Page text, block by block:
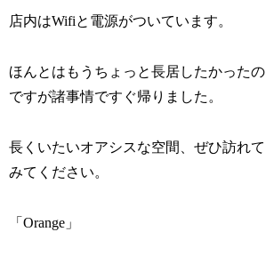
店内はWifiと電源がついています。
ほんとはもうちょっと長居したかったの
ですが諸事情ですぐ帰りました。
長くいたいオアシスな空間、ぜひ訪れて
みてください。
「Orange」